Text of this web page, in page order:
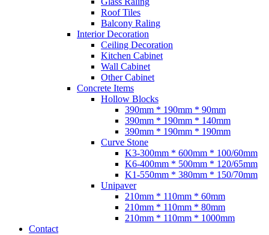
Roof Tiles
Balcony Raling
Interior Decoration
Ceiling Decoration
Kitchen Cabinet
Wall Cabinet
Other Cabinet
Concrete Items
Hollow Blocks
390mm * 190mm * 90mm
390mm * 190mm * 140mm
390mm * 190mm * 190mm
Curve Stone
K3-300mm * 600mm * 100/60mm
K6-400mm * 500mm * 120/65mm
K1-550mm * 380mm * 150/70mm
Unipaver
210mm * 110mm * 60mm
210mm * 110mm * 80mm
210mm * 110mm * 1000mm
Contact